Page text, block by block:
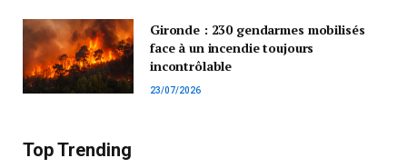
Gironde : 230 gendarmes mobilisés
face à un incendie toujours
incontrôlable
23/07/2026
Top Trending